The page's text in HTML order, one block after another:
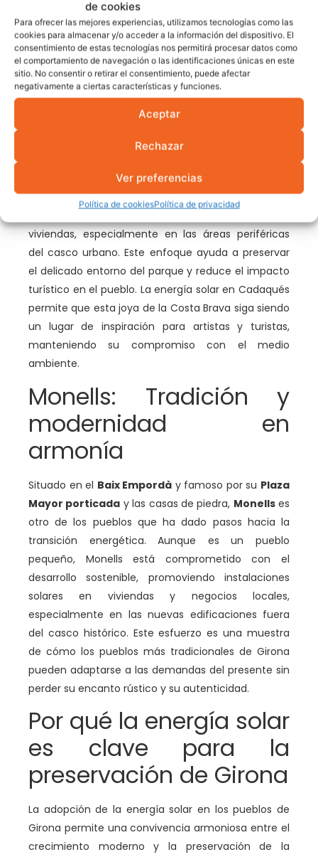
de cookies
Para ofrecer las mejores experiencias, utilizamos tecnologías como las
cookies para almacenar y/o acceder a la información del dispositivo. El
consentimiento de estas tecnologías nos permitirá procesar datos como
el comportamiento de navegación o las identificaciones únicas en este
sitio. No consentir o retirar el consentimiento, puede afectar
negativamente a ciertas características y funciones.
Aceptar
Rechazar
Ver preferencias
Política de cookiesPolítica de privacidad
de artistas que
apuesta por la
sostenibilidad
y su espectacular casa-museo en
, es uno de los pueblos más conocidos de
Parque Natural del Cap de Creus
implementado políticas energéticas que apoyan la
viviendas, especialmente en las áreas periféricas
del casco urbano. Este enfoque ayuda a preservar
el delicado entorno del parque y reduce el impacto
turístico en el pueblo. La energía solar en Cadaqués
permite que esta joya de la Costa Brava siga siendo
un lugar de inspiración para artistas y turistas,
manteniendo su compromiso con el medio
ambiente.
Monells: Tradición y
modernidad en
armonía
Situado en el Baix Empordà y famoso por su Plaza
Mayor porticada y las casas de piedra, Monellses
otro de los pueblos que ha dado pasos hacia la
transición energética. Aunque es un pueblo
pequeño, Monells está comprometido con el
desarrollo sostenible, promoviendo instalaciones
solares en viviendas y negocios locales,
especialmente en las nuevas edificaciones fuera
del casco histórico. Este esfuerzo es una muestra
de cómo los pueblos más tradicionales de Girona
pueden adaptarse a las demandas del presente sin
perder su encanto rústico y su autenticidad.
Por qué la energía solar
es clave para la
preservación de Girona
La adopción de la energía solar en los pueblos de
Girona permite una convivencia armoniosa entre el
crecimiento moderno y la preservación de la